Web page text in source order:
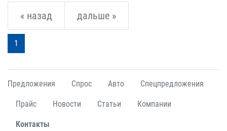
« назад дальше »
1
Предложения Спрос Авто Спецпредложения
Прайс Новости Статьи Компании
Контакты